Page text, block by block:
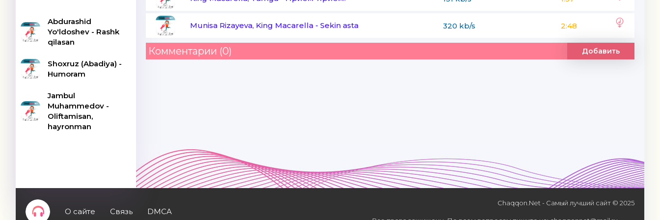
Abdurashid
Yo'ldoshev - Rashk
qilasan
Shoxruz (Abadiya) -
Humoram
Jambul
Muhammedov -
Oliftamisan,
hayronman
Senga boʻlgan sevgim
Sen mendan yashirgan soʻzingda
Munisa Rizayeva, King Macarella - Sekin asta 320 kb/s 2:48
Комментарии (0) Добавить
О сайте Связь DMCA
Chaqqon.Net - Самый лучший сайт © 2025